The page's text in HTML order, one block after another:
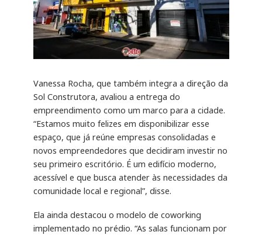
Vanessa Rocha, que também integra a direção da
Sol Construtora, avaliou a entrega do
empreendimento como um marco para a cidade.
“Estamos muito felizes em disponibilizar esse
espaço, que já reúne empresas consolidadas e
novos empreendedores que decidiram investir no
seu primeiro escritório. É um edifício moderno,
acessível e que busca atender às necessidades da
comunidade local e regional”, disse.
Ela ainda destacou o modelo de coworking
implementado no prédio. “As salas funcionam por